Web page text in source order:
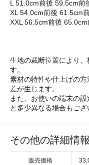
L 51.0cm前後 59.5cm前
XL 54.0cm前後 61.5cm
XXL 56.5cm前後
生地の裁断位置により
す。
素材の特性や仕上げの
差が生じます。
また、お使いの端末の
と多少異なる場合もござ
その他の詳細情報
販売価格